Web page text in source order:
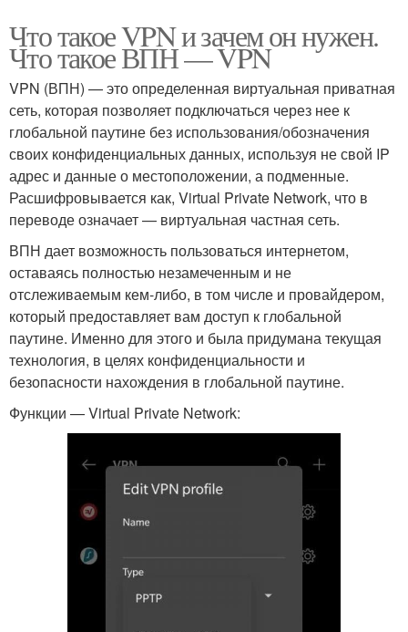
Что такое VPN и зачем он нужен.
Что такое ВПН — VPN
VPN (ВПН) — это определенная виртуальная приватная
сеть, которая позволяет подключаться через нее к
глобальной паутине без использования/обозначения
своих конфиденциальных данных, используя не свой IP
адрес и данные о местоположении, а подменные.
Расшифровывается как, Virtual Private Network, что в
переводе означает — виртуальная частная сеть.
ВПН дает возможность пользоваться интернетом,
оставаясь полностью незамеченным и не
отслеживаемым кем-либо, в том числе и провайдером,
который предоставляет вам доступ к глобальной
паутине. Именно для этого и была придумана текущая
технология, в целях конфиденциальности и
безопасности нахождения в глобальной паутине.
Функции — Virtual Private Network: